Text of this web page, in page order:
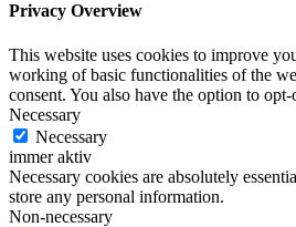
Privacy Overview
This website uses cookies to improve
working of basic functionalities of the
consent. You also have the option to
Necessary
Necessary
immer aktiv
Necessary cookies are absolutely
store any personal information.
Non-necessary